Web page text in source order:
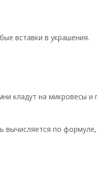
вставки в украшения.
кладут на микровесы и
по